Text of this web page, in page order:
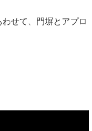
せて、門塀とアプロ